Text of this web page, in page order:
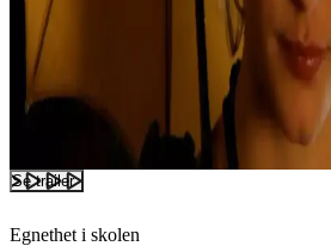
Se trailer
Egnethet i skolen